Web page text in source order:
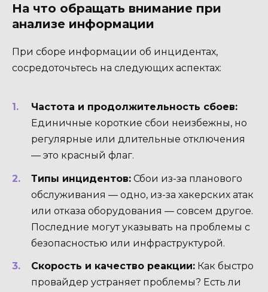
На что обращать внимание при
анализе информации
При сборе информации об инцидентах,
сосредоточьтесь на следующих аспектах:
Частота и продолжительность сбоев:
Единичные короткие сбои неизбежны, но
регулярные или длительные отключения
— это красный флаг.
Типы инцидентов: Сбои из-за планового
обслуживания — одно, из-за хакерских атак
или отказа оборудования — совсем другое.
Последние могут указывать на проблемы с
безопасностью или инфраструктурой.
Скорость и качество реакции: Как быстро
провайдер устраняет проблемы? Есть ли